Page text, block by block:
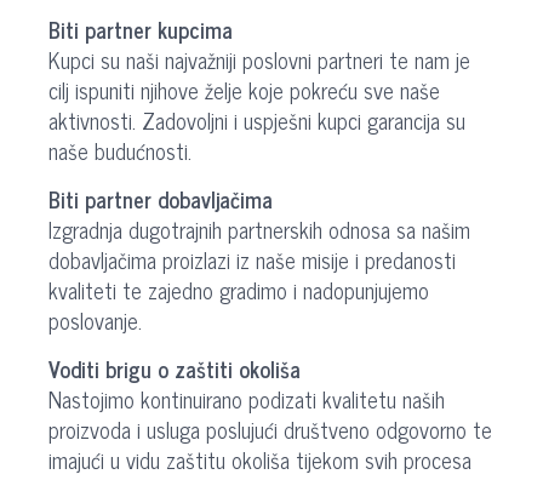
Biti partner kupcima
Kupci su naši najvažniji poslovni partneri te nam je
cilj ispuniti njihove želje koje pokreću sve naše
aktivnosti. Zadovoljni i uspješni kupci garancija su
naše budućnosti.
Biti partner dobavljačima
Izgradnja dugotrajnih partnerskih odnosa sa našim
dobavljačima proizlazi iz naše misije i predanosti
kvaliteti te zajedno gradimo i nadopunjujemo
poslovanje.
Voditi brigu o zaštiti okoliša
Nastojimo kontinuirano podizati kvalitetu naših
proizvoda i usluga poslujući društveno odgovorno te
imajući u vidu zaštitu okoliša tijekom svih procesa